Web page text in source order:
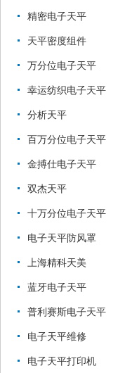
精密电子天平
天平密度组件
万分位电子天平
幸运纺织电子天平
分析天平
百万分位电子天平
金搏仕电子天平
双杰天平
十万分位电子天平
电子天平防风罩
上海精科天美
蓝牙电子天平
普利赛斯电子天平
电子天平维修
电子天平打印机